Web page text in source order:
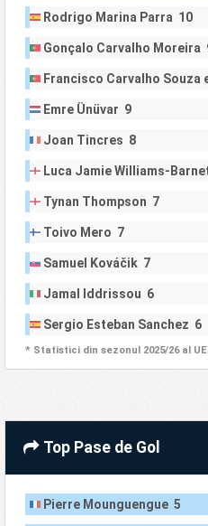
Rodrigo Marina Parra 10
Gonçalo Carvalho Moreira
Francisco Carvalho Souza
Emre Ünüvar 9
Joan Tincres 8
Luca Jamie Williams-
Tynan Thompson 7
Toivo Mero 7
Samuel Kováčik 7
Jamal Iddrissou 6
Sergio Esteban Sanchez 6
* Statistici din sezonul 2025/26 al
Top Pase de Gol
Pierre Mounguengue 5